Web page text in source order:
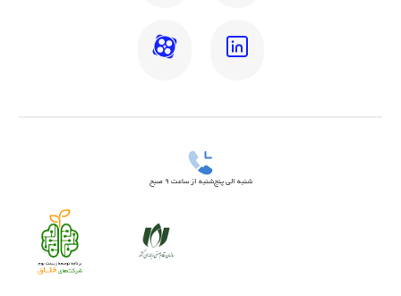
شنبه الی پنج‌شنبه از ساعت 9 صبح